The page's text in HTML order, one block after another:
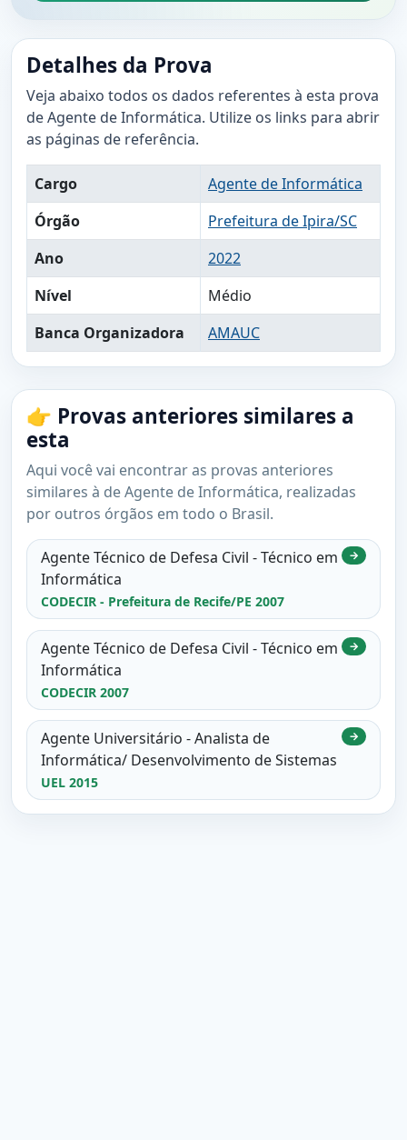
Detalhes da Prova
Veja abaixo todos os dados referentes à esta prova
de Agente de Informática. Utilize os links para abrir
as páginas de referência.
Cargo
Agente de Informática
Órgão
Prefeitura de Ipira/SC
Ano
2022
Nível
Médio
Banca Organizadora
AMAUC
👉 Provas anteriores similares a
esta
Aqui você vai encontrar as provas anteriores
similares à de Agente de Informática, realizadas
por outros órgãos em todo o Brasil.
Agente Técnico de Defesa Civil - Técnico em
Informática
CODECIR - Prefeitura de Recife/PE 2007
→
Agente Técnico de Defesa Civil - Técnico em
Informática
CODECIR 2007
→
Agente Universitário - Analista de
Informática/ Desenvolvimento de Sistemas
UEL 2015
→